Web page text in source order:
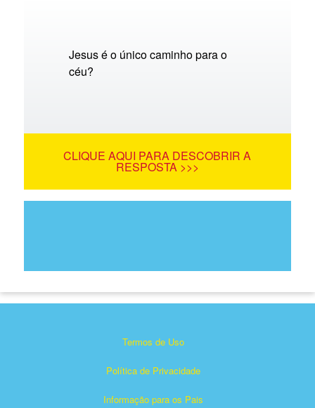
Jesus é o único caminho para o
céu?
CLIQUE AQUI PARA DESCOBRIR A
RESPOSTA >>>
Termos de Uso
Política de Privacidade
Informação para os Pais